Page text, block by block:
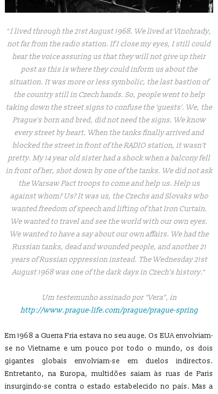
“I lived through the 21st August 1968. We lived at Vinohrady,
not far from the radio station. If I close my eyes, I still could
hear the voice assuring us that they will not give up their
post as this is where they could inform us about the
situation. It was more or less symbolic, the last bastion of
the country still in Czech hands. So, people went to help
taking down the street signs to confuse the ‘guests’. We, the
Prague’s born and bred, did not need the signs. We know
every street by heart. When the tanks finally arrived and
blocked the street in front of the RADIO station, it wasn’t
pretty. My 14 year old sister had a shock when a balcony fell
in front of her, shot down by one of the tanks. We did not ask
the Warsaw Pact troops to come and help us. Help us
against whom? Us? It was us, the Czechs and Slovaks who
wanted freedom of speech and lifting of that Iron Curtain.
We wanted to travel and see the world with our own eyes.
We wanted to have a say about our own affairs. We had the
Russian tanks, dead and wounded people, and another 21
years of Russian oppression instead. The Wednesday 21st
August 1968 was one of the dark days in Czech’s history.“
Um testemunho assinado por “Vera”, in
http://www.prague-life.com/prague/prague-spring
Em 1968 a Guerra Fria estava no seu auge. Os EUA envolviam-
se no Vietname e um pouco por todo o mundo, os dois
gigantes globais envolviam-se em duelos indirectos.
Entretanto, na Europa, multidões saiam às ruas de Paris
insurgindo-se contra o estado estabelecido no país. Mas a